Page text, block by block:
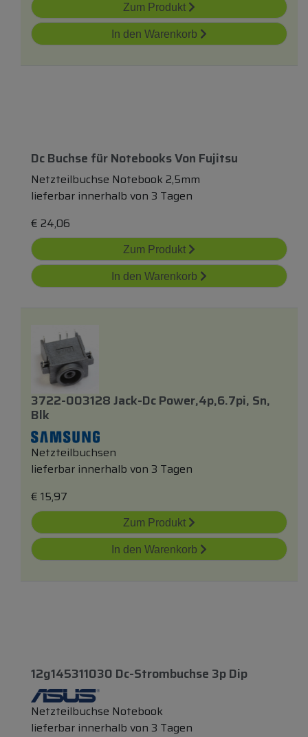
Zum Produkt
In den Warenkorb
Dc Buchse fürNotebooks Von Fujitsu
Netzteilbuchse Notebook 2,5mm
lieferbar innerhalb von 3 Tagen
€ 24,06
Zum Produkt
In den Warenkorb
3722-003128 Jack-Dc Power,4p,6.7pi, Sn,
Blk
Netzteilbuchsen
lieferbar innerhalb von 3 Tagen
€ 15,97
Zum Produkt
In den Warenkorb
12g145311030 Dc-Strombuchse 3p Dip
Netzteilbuchse Notebook
lieferbar innerhalb von 3 Tagen